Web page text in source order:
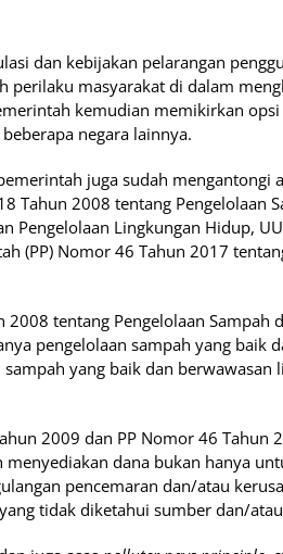
dan kebijakan pelarangan
perilaku masyarakat di dalam
kemudian memikirkan
negara lainnya.
juga sudah mengantongi
Tahun 2008 tentang Pengelolaan
Pengelolaan Lingkungan Hidup,
(PP) Nomor 46 Tahun 2017
2008 tentang Pengelolaan Sampah
pengelolaan sampah yang baik
sampah yang baik dan
2009 dan PP Nomor 46 Tahun
dana bukan hanya
pencemaran dan/atau
tidak diketahui sumber dan/